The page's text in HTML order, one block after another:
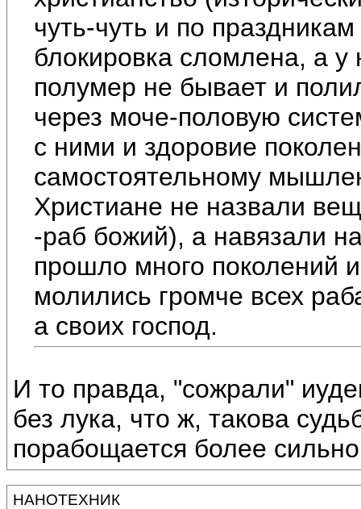
чуть-чуть и по
блокировка сломлена, а у
полумер не бывает и
через моче-половую
с ними и здоровие
самостоятельному
Христиане не назвали
-раб божий), а навязали
прошло много поколений
молились громче всех
а своих господ.
И то правда, "сожрали"
без лука, что ж, такова
порабощается более
НАНОТЕХНИК